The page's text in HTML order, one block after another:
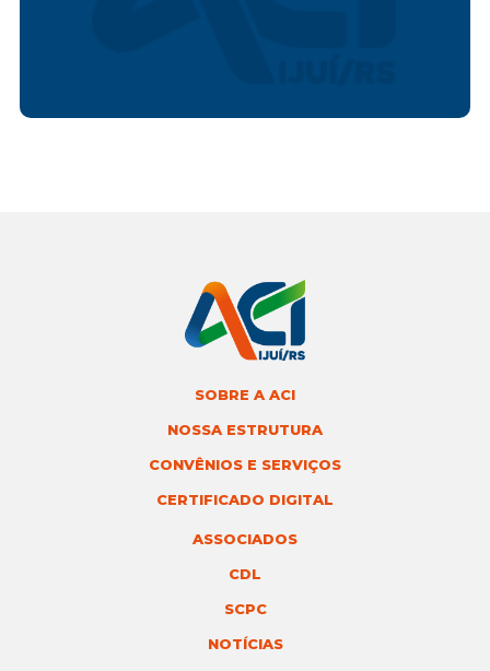
SOBRE A ACI
NOSSA ESTRUTURA
CONVÊNIOS E SERVIÇOS
CERTIFICADO DIGITAL
ASSOCIADOS
CDL
SCPC
NOTÍCIAS